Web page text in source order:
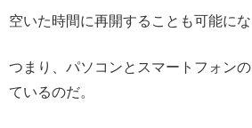
空いた時間に再開することも可能にな
つまり、パソコンとスマートフォン
ているのだ。